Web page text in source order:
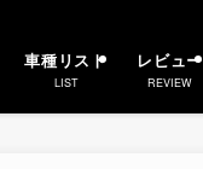
車種リスト
LIST
レビュー
REVIEW